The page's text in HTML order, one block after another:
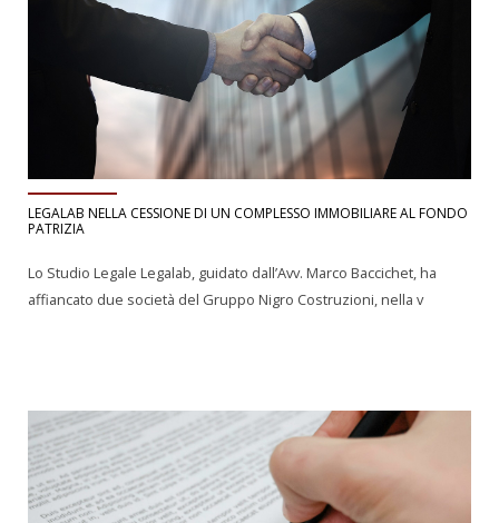
LEGALAB NELLA CESSIONE DI UN COMPLESSO IMMOBILIARE AL FONDO
PATRIZIA
Lo Studio Legale Legalab, guidato dall’Avv. Marco Baccichet, ha
affiancato due società del Gruppo Nigro Costruzioni, nella v